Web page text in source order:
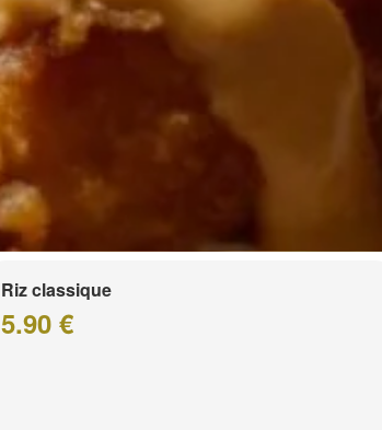
Riz classique
5.90 €